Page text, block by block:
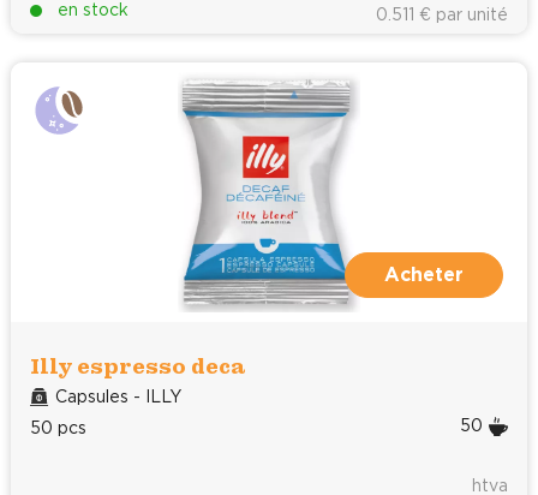
en stock 0.511 € par unité
Acheter
Illy espresso deca
Capsules - ILLY
50 pcs
50
htva